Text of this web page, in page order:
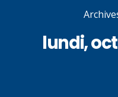
lundi,